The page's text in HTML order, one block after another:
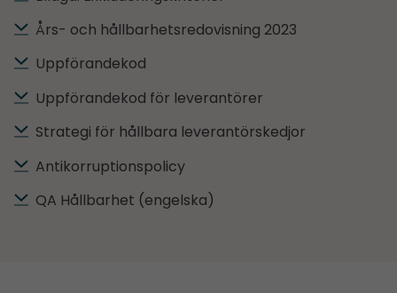
Års- och hållbarhets­redo­visning 2023
Uppförandekod
Uppförandekod för leverantörer
Strategi för hållbara leverantörskedjor
Antikorruptionspolicy
QA Hållbarhet (engelska)